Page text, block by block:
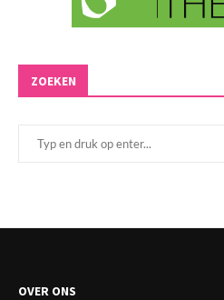
ZOEKEN
OVER ONS